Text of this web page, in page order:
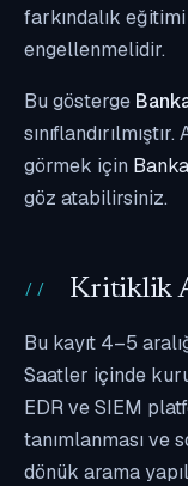
farkındalık
engellenmelidir.
Bu gösterge
görmek için
göz atabilirsiniz.
Kritiklik
Bu kayıt 4–5
Saatler içinde
EDR ve SIEM
tanımlanması ve
dönük arama